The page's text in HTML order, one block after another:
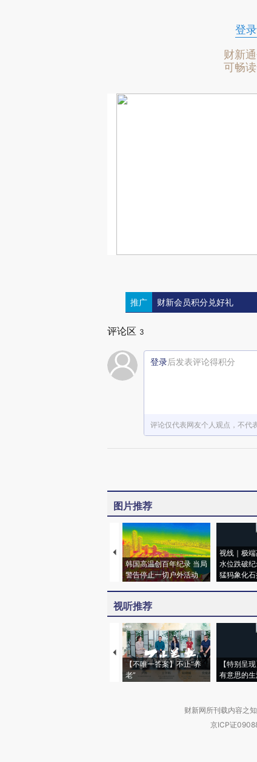
登录
财新
可畅
推广 财新会员积分兑好礼
评论区 3
登录后发表评论得积分
评论仅代表网友个人观点，不代
图片推荐
韩国高温创百年纪录 当局
警告停止一切户外活动
视线｜极
水位跌破
猛犸象化
视听推荐
【不唯一答案】不止“养
老”
【特别呈
有意思的生
财新网所刊载内容之
京ICP证